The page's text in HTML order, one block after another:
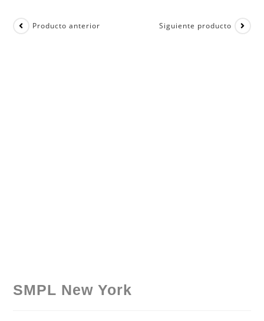
Producto anterior Siguiente producto
SMPL New York